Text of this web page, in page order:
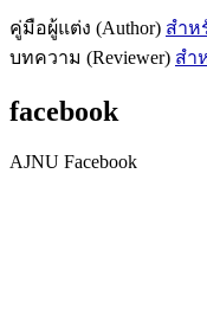
คู่มือผู้แต่ง (Author) สำห
บทความ (Reviewer) สำ
facebook
AJNU Facebook